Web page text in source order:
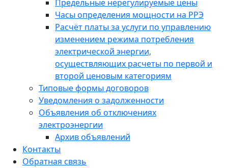
Предельные нерегулируемые цены
Часы определения мощности на РРЭ
Расчёт платы за услуги по управлению
изменением режима потребления
электрической энергии,
осуществляющих расчеты по первой и
второй ценовым категориям
Типовые формы договоров
Уведомления о задолженности
Объявления об отключениях
электроэнергии
Архив объявлений
Контакты
Обратная связь